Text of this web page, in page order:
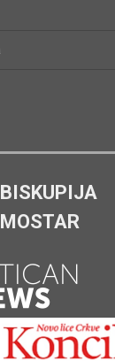
BISKUPIJA
MOSTAR